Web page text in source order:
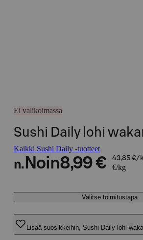
Ei valikoimassa
Sushi Daily lohi
Kaikki Sushi Daily -tuotteet
n. Noin8,99 € 43,85 €/
€/kg
Valitse toimitustapa
Lisää suosikkeihin, Sushi Daily lohi